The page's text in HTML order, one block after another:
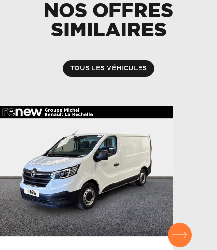
NOS OFFRES
SIMILAIRES
TOUS LES VÉHICULES